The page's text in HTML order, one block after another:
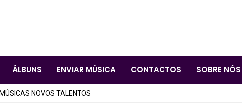
ÁLBUNS ENVIAR MÚSICA CONTACTOS SOBRE NÓS
MÚSICAS NOVOS TALENTOS